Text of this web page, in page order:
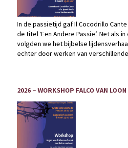
In de passietijd gaf Il Cocodrillo
de titel ‘Een Andere Passie’. Net als
volgden we het bijbelse
echter door werken van
2026 – WORKSHOP FALCO VAN LOON